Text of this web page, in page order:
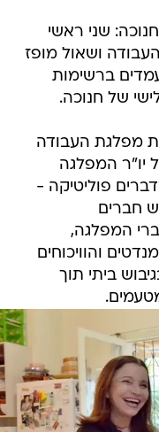
שני ראשי
ושאול מופז
ברשימות
של חנוכה.
מפלגת העבודה
יו"ר המפלגה
פוליטיקה -
חברים
המפלגה,
והוויכוחים
ביתי תוך